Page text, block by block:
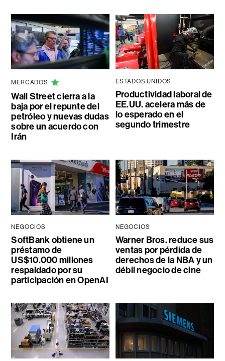
MERCADOS
Wall Street cierra a la
baja por el repunte del
petróleo y nuevas dudas
sobre un acuerdo con
Irán
ESTADOS UNIDOS
Productividad laboral de
EE.UU. acelera más de
lo esperado en el
segundo trimestre
NEGOCIOS
SoftBank obtiene un
préstamo de
US$10.000 millones
respaldado por su
participación en OpenAI
NEGOCIOS
Warner Bros. reduce sus
ventas por pérdida de
derechos de la NBA y un
débil negocio de cine